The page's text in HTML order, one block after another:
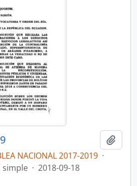
NACIONAL 2017-2019 ·
simple · 2018-09-18